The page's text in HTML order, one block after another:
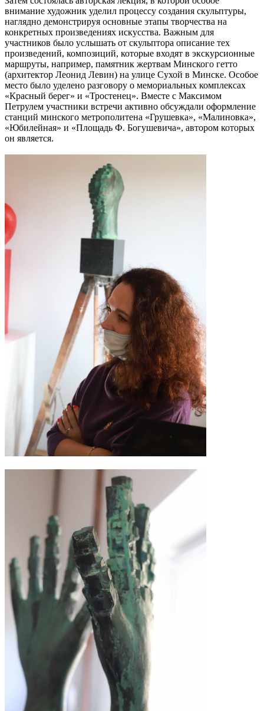
внимание художник уделил процессу создания скульптуры,
наглядно демонстрируя основные этапы творчества на
конкретных произведениях искусства. Важным для
участников было услышать от скульптора описание тех
произведений, композиций, которые входят в экскурсионные
маршруты, например, памятник жертвам Минского гетто
(архитектор Леонид Левин) на улице Сухой в Минске. Особое
место было уделено разговору о мемориальных комплексах
«Красный берег» и «Тростенец». Вместе с Максимом
Петрулем участники встречи активно обсуждали оформление
станций минского метрополитена «Грушевка», «Малиновка»,
«Юбилейная» и «Площадь Ф. Богушевича», автором которых
он является.